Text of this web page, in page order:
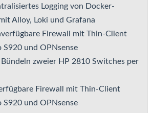
Logging von Docker-
Alloy, Loki und Grafana
Firewall mit Thin-Client
S920 und OPNsense
Bündeln zweier HP 2810 Switches per
Firewall mit Thin-Client
S920 und OPNsense